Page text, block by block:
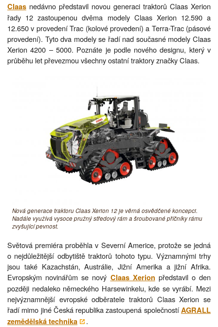
Claas nedávno představil novou generaci traktorů Claas Xerion
řady 12 zastoupenou dvěma modely Claas Xerion 12.590 a
12.650 v provedení Trac (kolové provedení) a Terra-Trac (pásové
provedení). Tyto dva modely se řadí nad současné modely Claas
Xerion 4200 – 5000. Poznáte je podle nového designu, který v
průběhu let převezmou všechny ostatní traktory značky Claas.
Nová generace traktoru Claas Xerion 12 je věrná osvědčené koncepci.
Nadále využívá vysoce pružný středový rám a šroubované příčníky rámu
zvyšující pevnost.
Světová premiéra proběhla v Severní Americe, protože se jedná
o nejdůležitější odbytiště traktorů tohoto typu. Významnými trhy
jsou také Kazachstán, Austrálie, Jižní Amerika a jižní Afrika.
Evropským novinářům se nový Claas Xerion představil o den
později nedaleko německého Harsewinkelu, kde se vyrábí. Mezi
nejvýznamnější evropské odběratele traktorů Claas Xerion se
řadí mimo jiné Česká republika zastoupená společnostíAGRALL
zemědělská technika
.